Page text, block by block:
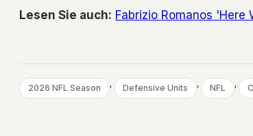
Lesen Sie auch: Fabrizio Romanos 'Here
2026 NFL Season , Defensive Units , NFL ,